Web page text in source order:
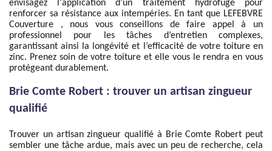
envisagez l'application d’un traitement hydrofuge pour
renforcer sa résistance aux intempéries. En tant que LEFEBVRE
Couverture , nous vous conseillons de faire appel à un
professionnel pour les tâches d’entretien complexes,
garantissant ainsi la longévité et l’efficacité de votre toiture en
zinc. Prenez soin de votre toiture et elle vous le rendra en vous
protégeant durablement.
Brie Comte Robert : trouver un artisan zingueur
qualifié
Trouver un artisan zingueur qualifié à Brie Comte Robert peut
sembler une tâche ardue, mais avec un peu de recherche, cela